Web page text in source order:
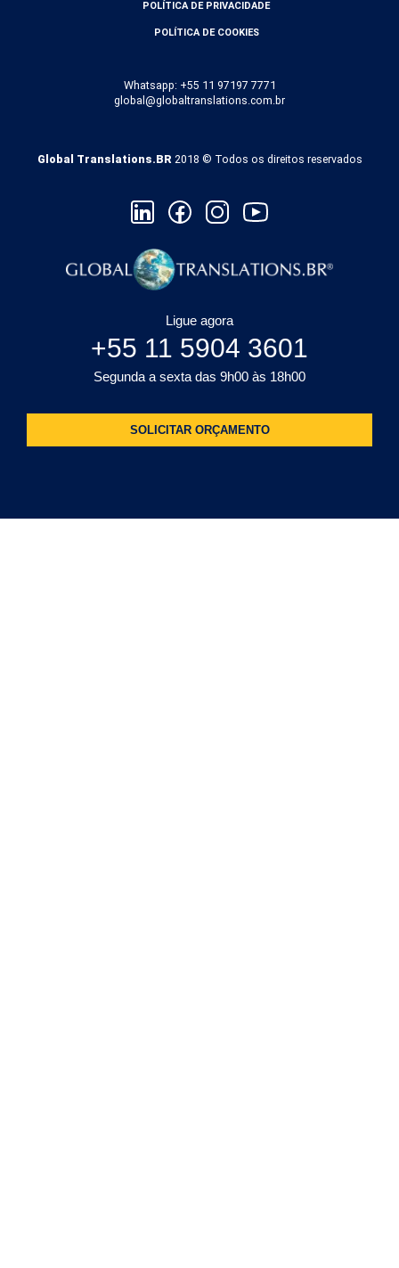
POLÍTICA DE PRIVACIDADE
POLÍTICA DE COOKIES
Whatsapp: +55 11 97197 7771
global@globaltranslations.com.br
Global Translations.BR2018 © Todos os direitos reservados
Ligue agora
+55 11 5904 3601
Segunda a sexta das 9h00 às 18h00
SOLICITAR ORÇAMENTO